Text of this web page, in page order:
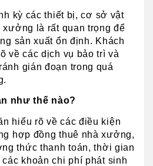
kỳ các thiết bị, cơ sở vật
xưởng là rất quan trọng để
sản xuất ổn định. Khách
về các dịch vụ bảo trì và
gián đoạn trong quá
như thế nào?
hiểu rõ về các điều kiện
hợp đồng thuê nhà xưởng,
thức thanh toán, thời gian
khoản chi phí phát sinh